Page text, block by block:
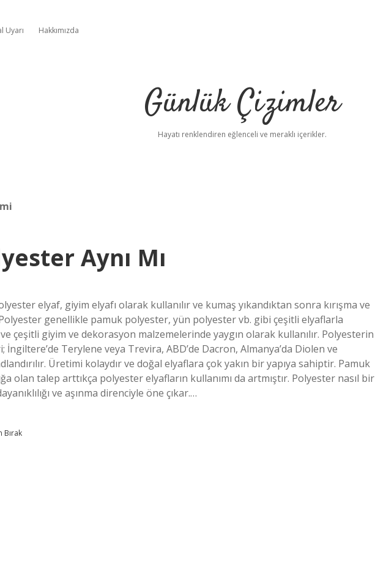
Uyarı Hakkımızda
Günlük Çizimler
Hayatı renklendiren eğlenceli ve meraklı içerikler.
Aynı Mı
elyaf, giyim elyafı olarak kullanılır ve kumaş yıkandıktan sonra kırışma ve
genellikle pamuk polyester, yün polyester vb. gibi çeşitli elyaflarla
ve çeşitli giyim ve dekorasyon malzemelerinde yaygın olarak kullanılır. Polyesterin
İngiltere’de Terylene veya Trevira, ABD’de Dacron, Almanya’da Diolen ve
Üretimi kolaydır ve doğal elyaflara çok yakın bir yapıya sahiptir. Pamuk
olan talep arttıkça polyester elyafların kullanımı da artmıştır. Polyester nasıl bir
ve aşınma direnciyle öne çıkar.…
Bırak